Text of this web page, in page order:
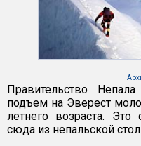
Правительство
подъем на Эверест
летнего возраста. Это
сюда из непальской